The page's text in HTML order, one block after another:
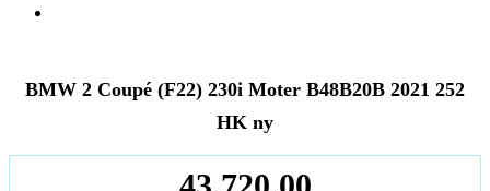
BMW 2 Coupé (F22) 230i Moter B48B20B 2021 252
HK ny